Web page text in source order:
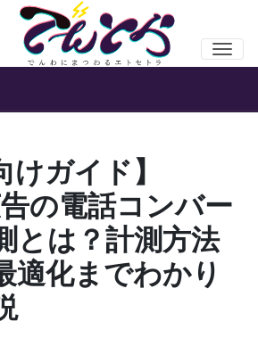
けガイド】
の電話コンバー
とは？計測方法
適化までわかり